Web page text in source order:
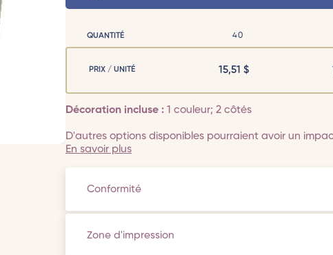
QUANTITÉ 40
PRIX / UNITÉ 15,51 $
Décoration incluse : 1 couleur; 2 côtés
D'autres options disponibles pourraient avoir un
En savoir plus
Conformité
Zone d'impression